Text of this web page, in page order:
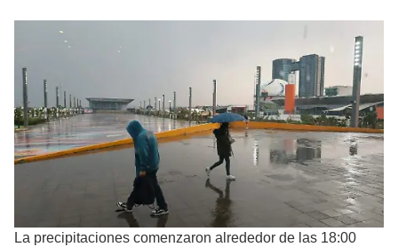
La precipitaciones comenzaron alrededor de las 18:00